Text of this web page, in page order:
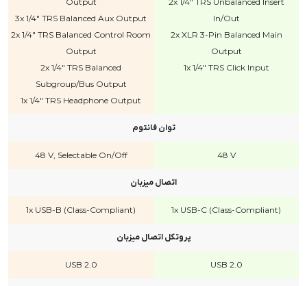
In/Out
2x XLR 3-Pin Balanced Main
Output
1x 1/4" TRS Click Input
3x 1/4" TRS Balanced Aux Output
2x 1/4" TRS Balanced Control Room
Output
2x 1/4" TRS Balanced
Subgroup/Bus Output
1x 1/4" TRS Headphone Output
توان فانتوم
48 V
48 V, Selectable On/Off
اتصال میزبان
1x USB-C (Class-Compliant)
1x USB-B (Class-Compliant)
پروتکل اتصال میزبان
USB 2.0
USB 2.0